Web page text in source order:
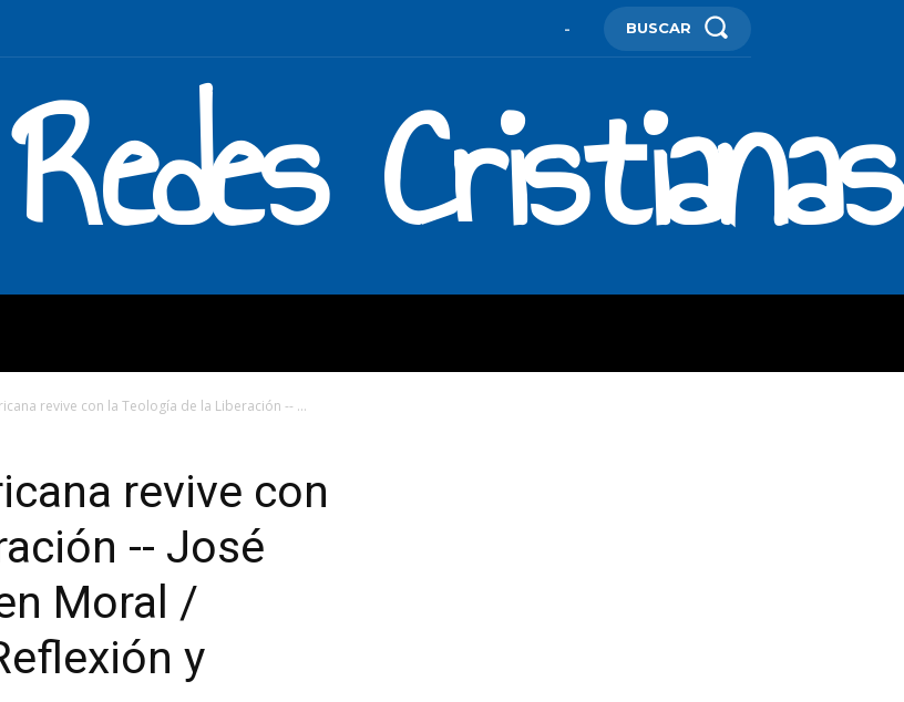
- BUSCAR
Redes Cristianas
revive con la Teología de la Liberación -- ...
revive con
-- José
Moral /
y